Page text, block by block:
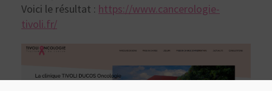
Voici le résultat : https://www.cancerologie-
tivoli.fr/